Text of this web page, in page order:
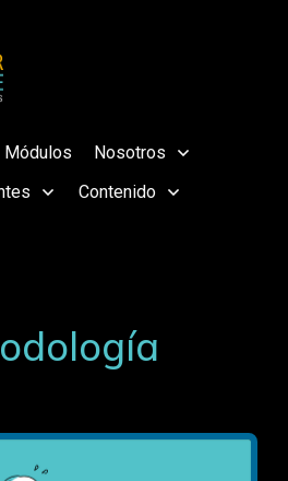
Módulos
Nosotros
Contenido